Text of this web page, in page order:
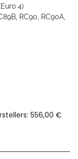
4)
RC90, RC90A,
: 556,00 €